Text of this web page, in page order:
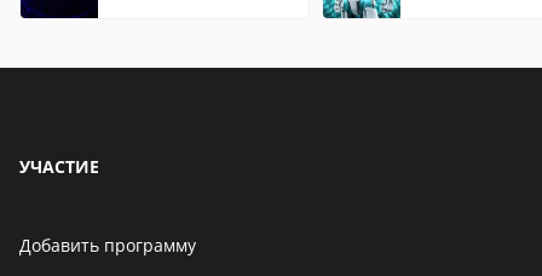
года
УЧАСТИЕ
Добавить программу